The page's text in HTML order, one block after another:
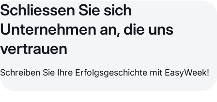
Schliessen Sie sich
Unternehmen an, die uns
vertrauen
Schreiben Sie Ihre Erfolgsgeschichte mit EasyWeek!